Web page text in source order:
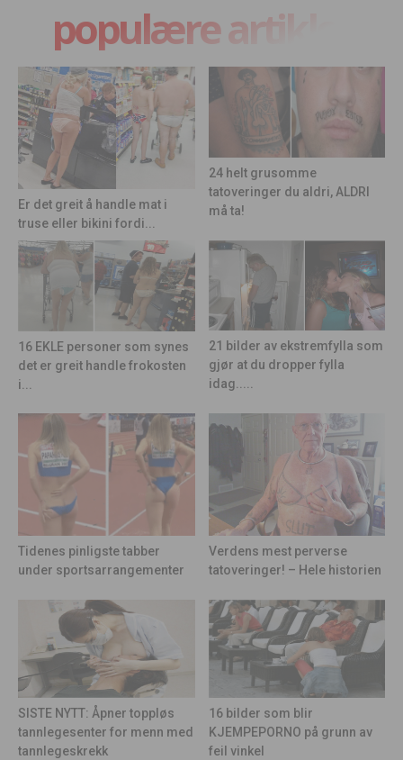
populære artikler
Er det greit å handle mat i
truse eller bikini fordi...
24 helt grusomme
tatoveringer du aldri, ALDRI
må ta!
16 EKLE personer som synes
det er greit handle frokosten
i...
21 bilder av ekstremfylla som
gjør at du dropper fylla
idag.....
Tidenes pinligste tabber
under sportsarrangementer
Verdens mest perverse
tatoveringer! – Hele historien
SISTE NYTT: Åpner toppløs
tannlegesenter for menn med
tannlegeskrekk
16 bilder som blir
KJEMPEPORNO på grunn av
feil vinkel